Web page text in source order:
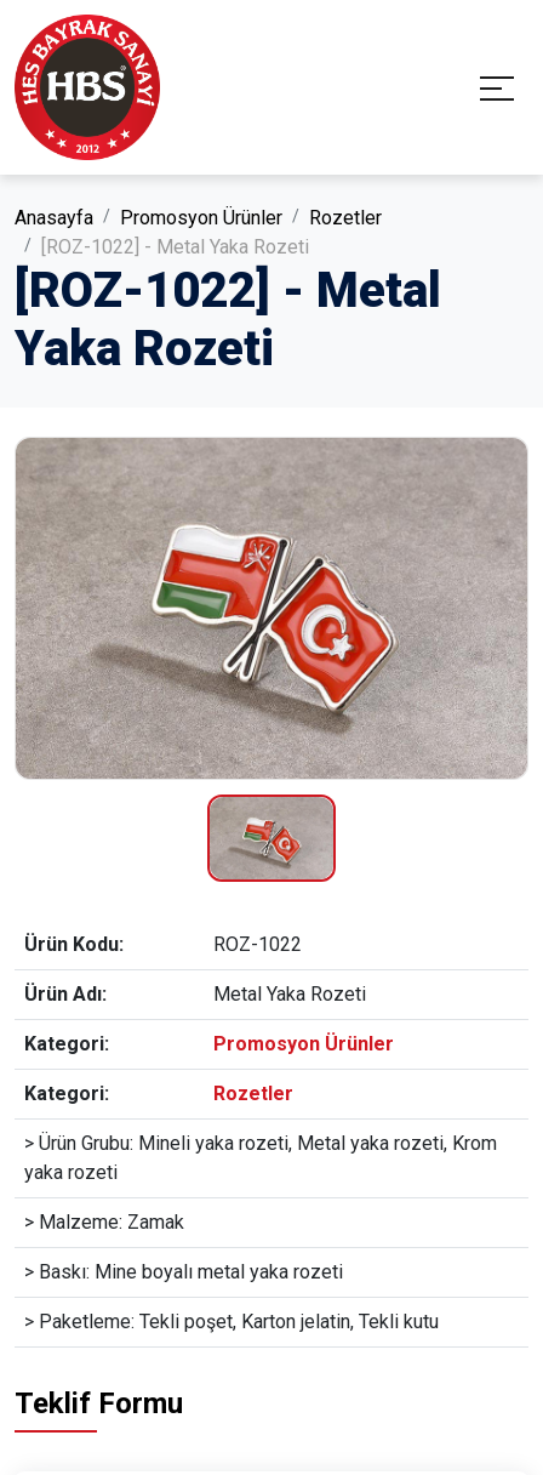
Anasayfa Promosyon Ürünler
Rozetler
[ROZ-1022] - Metal Yaka Rozeti
[ROZ-1022] - Metal
Yaka Rozeti
Ürün Kodu: ROZ-1022
Ürün Adı: Metal Yaka Rozeti
Kategori: Promosyon Ürünler
Kategori: Rozetler
> Ürün Grubu: Mineli yaka rozeti, Metal yaka rozeti, Krom
yaka rozeti
> Malzeme: Zamak
> Baskı: Mine boyalı metal yaka rozeti
> Paketleme: Tekli poşet, Karton jelatin, Tekli kutu
Teklif Formu